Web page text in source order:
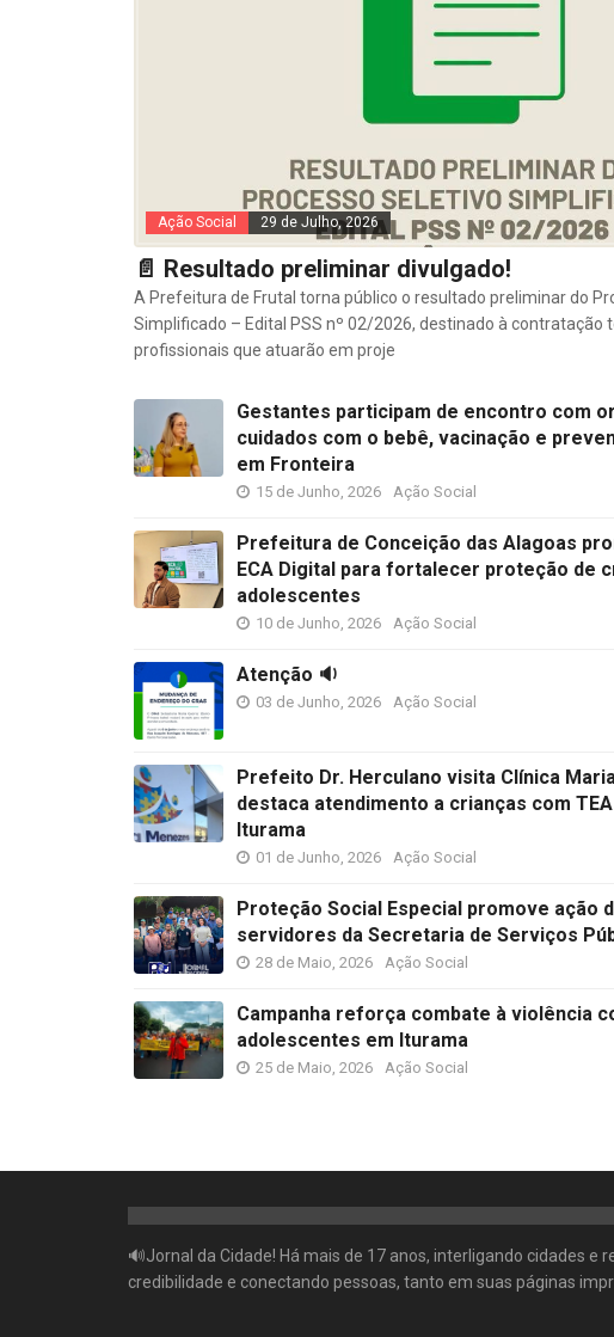
Ação Social 29 de Julho, 2026
📄 Resultado preliminar divulgado!
A Prefeitura de Frutal torna público o resultado preliminar do
Simplificado – Edital PSS nº 02/2026, destinado à contratação
profissionais que atuarão em proje
Gestantes participam de encontro com
cuidados com o bebê, vacinação e
em Fronteira
15 de Junho, 2026 Ação Social
Prefeitura de Conceição das Alagoas
ECA Digital para fortalecer proteção de
adolescentes
10 de Junho, 2026 Ação Social
Atenção 🔉
03 de Junho, 2026 Ação Social
Prefeito Dr. Herculano visita Clínica
destaca atendimento a crianças com
Iturama
01 de Junho, 2026 Ação Social
Proteção Social Especial promove ação
servidores da Secretaria de Serviços
28 de Maio, 2026 Ação Social
Campanha reforça combate à violência
adolescentes em Iturama
25 de Maio, 2026 Ação Social
🔊Jornal da Cidade! Há mais de 17 anos, interligando cidades
credibilidade e conectando pessoas, tanto em suas páginas